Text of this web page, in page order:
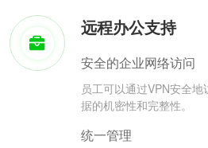
远程办公支持
安全的企业网络访问
员工可以通过VPN安全
据的机密性和完整性。
统一管理